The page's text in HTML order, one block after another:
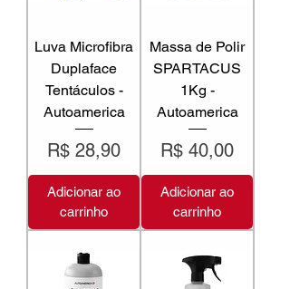
Luva Microfibra
Duplaface
Tentáculos -
Autoamerica
Preço
R$ 28,90
Adicionar ao
carrinho
Massa de Polir
SPARTACUS
1Kg -
Autoamerica
Preço
R$ 40,00
Adicionar ao
carrinho